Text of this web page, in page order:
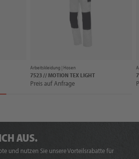
Arbeitskleidung | Hosen
7523 // MOTION TEX LIGHT
Preis auf Anfrage
AUS.
und nutzen Sie unsere Vorteilsrabatte für